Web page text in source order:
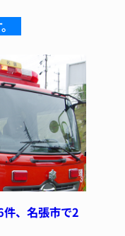
re
st
、名張市で2